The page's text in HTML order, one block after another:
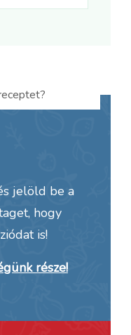
jelöld be a
hogy
is!
része!